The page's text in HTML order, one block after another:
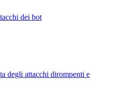
dei bot
degli attacchi dirompenti e